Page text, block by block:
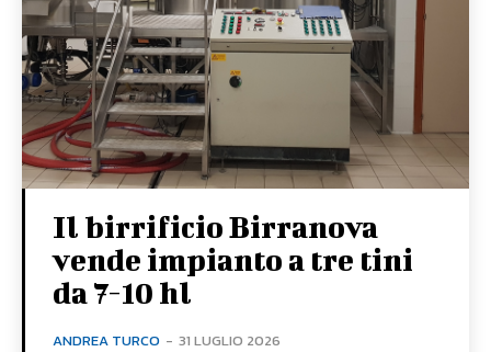
Il birrificio Birranova
vende impianto a tre tini
da 7-10 hl
ANDREA TURCO - 31 LUGLIO 2026